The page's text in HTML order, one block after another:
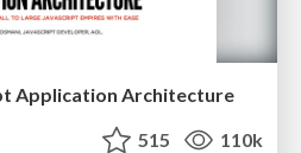
Application Architecture
515 110k